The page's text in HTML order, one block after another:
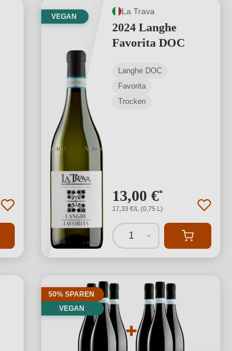
VEGAN
La Trava
2024 Langhe
Favorita DOC
Langhe DOC
Favorita
Trocken
13,00 €*
17,33 €/L (0,75 L)
1
von 5 von 5 Sternen
50% SPAREN
VEGAN